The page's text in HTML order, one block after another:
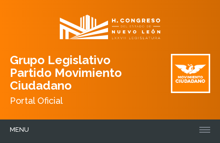
Grupo Legislativo
Partido Movimiento
Ciudadano
Portal Oficial
MENU